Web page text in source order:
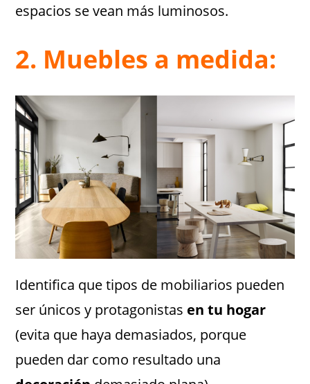
espacios se vean más luminosos.
2. Muebles a medida:
Identifica que tipos de mobiliarios pueden
ser únicos y protagonistas en tu hogar
(evita que haya demasiados, porque
pueden dar como resultado una